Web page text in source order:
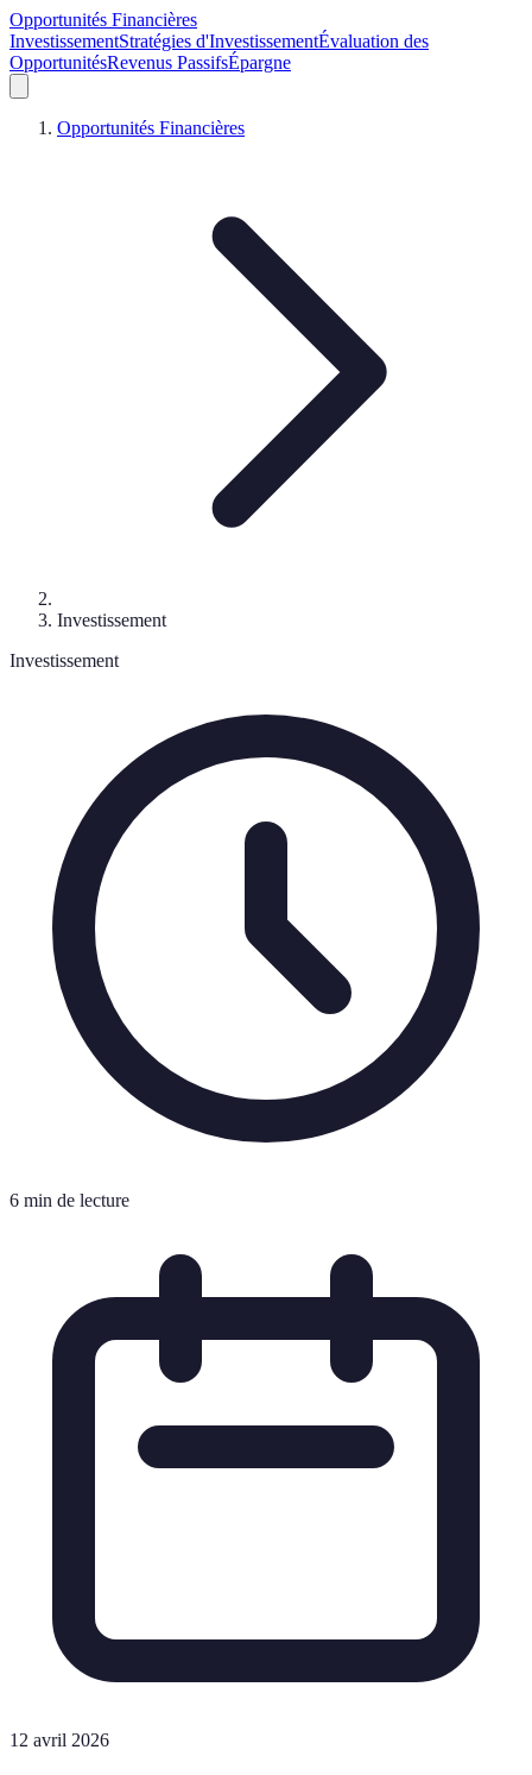
Opportunités Financières
InvestissementStratégies d'InvestissementÉvaluation des
OpportunitésRevenus PassifsÉpargne
Opportunités Financières
Investissement
Investissement
6 min de lecture
12 avril 2026